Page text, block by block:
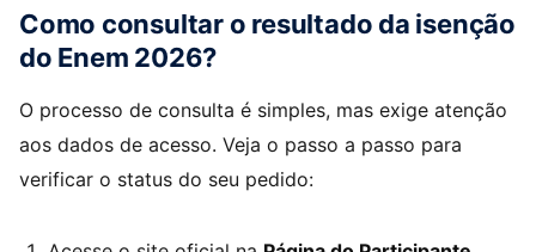
Como consultar o resultado da isenção
do Enem 2026?
O processo de consulta é simples, mas exige atenção
aos dados de acesso. Veja o passo a passo para
verificar o status do seu pedido: